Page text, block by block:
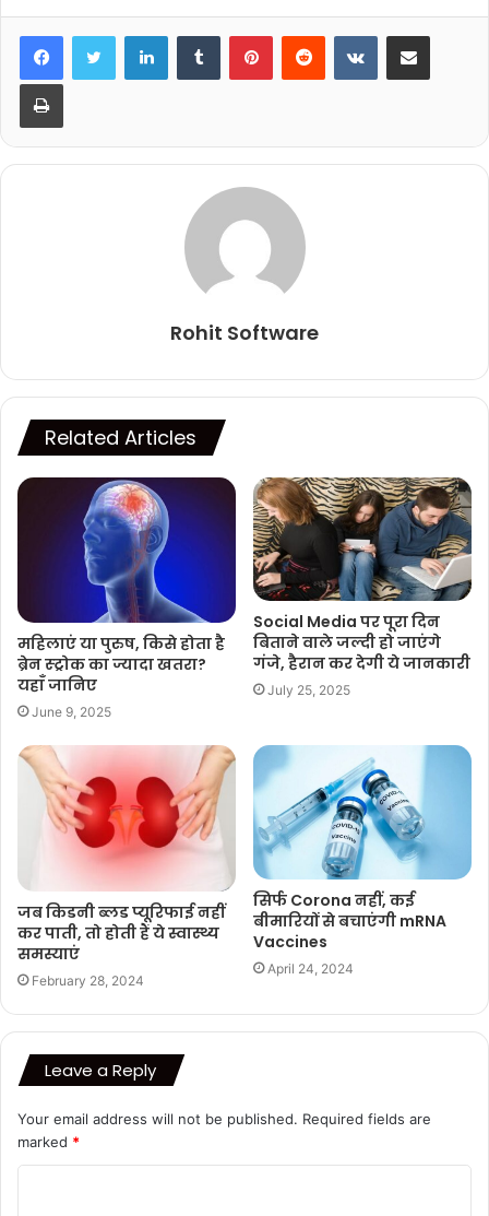
LinkedInTumblr PinterestReddit VKontakteShare via Email
Print
Rohit Software
Related Articles
महिलाएं या पुरुष, किसे होता है
ब्रेन स्ट्रोक का ज्यादा खतरा?
यहाँ जानिए
June 9, 2025
Social Media पर पूरा दिन
बिताने वाले जल्दी हो जाएंगे
गंजे, हैरान कर देगी ये जानकारी
July 25, 2025
जब किडनी ब्लड प्यूरिफाई नहीं
कर पाती, तो होती हैं ये स्वास्थ्य
समस्याएं
February 28, 2024
सिर्फ Corona नहीं, कई
बीमारियों से बचाएंगी mRNA
Vaccines
April 24, 2024
Leave a Reply
Your email address will not be published. Required fields are
marked *